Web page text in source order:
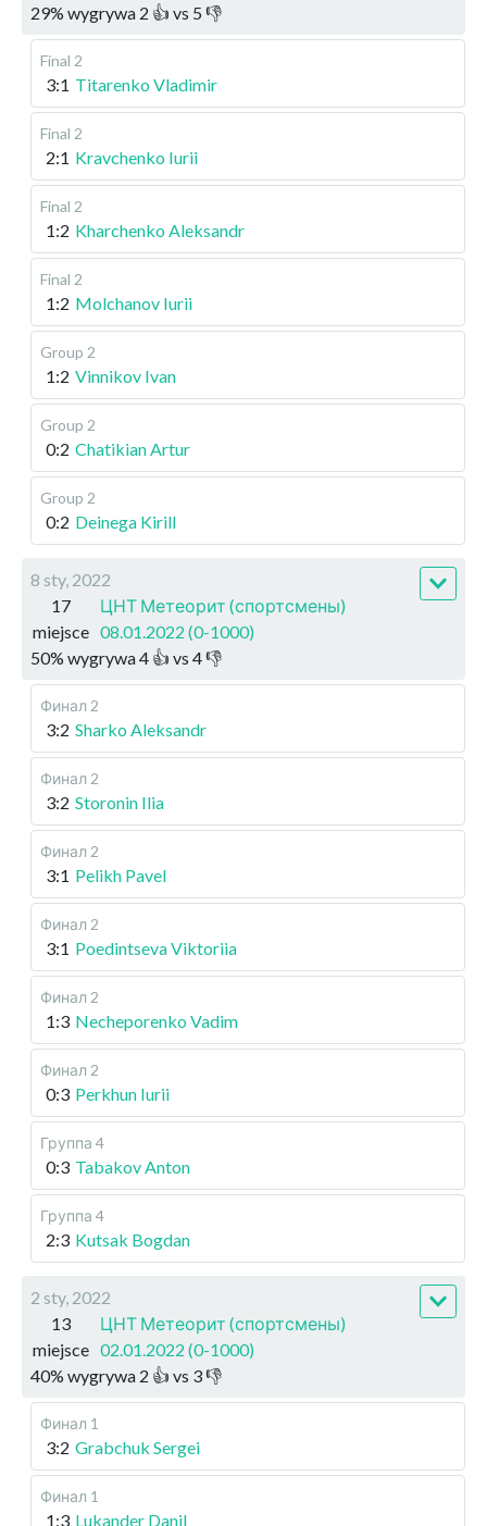
29% wygrywa 2 👍 vs 5 👎
Final 2
3:1 Titarenko Vladimir
Final 2
2:1 Kravchenko Iurii
Final 2
1:2 Kharchenko Aleksandr
Final 2
1:2 Molchanov Iurii
Group 2
1:2 Vinnikov Ivan
Group 2
0:2 Chatikian Artur
Group 2
0:2 Deinega Kirill
8 sty, 2022
17
miejsce
ЦНТ Метеорит (спортсмены)
08.01.2022 (0-1000)
50% wygrywa4 👍 vs 4👎
Финал 2
3:2 Sharko Aleksandr
Финал 2
3:2 Storonin Ilia
Финал 2
3:1 Pelikh Pavel
Финал 2
3:1 Poedintseva Viktoriia
Финал 2
1:3 Necheporenko Vadim
Финал 2
0:3 Perkhun Iurii
Группа 4
0:3 Tabakov Anton
Группа 4
2:3 Kutsak Bogdan
2 sty, 2022
13
miejsce
ЦНТ Метеорит (спортсмены)
02.01.2022 (0-1000)
40% wygrywa 2 👍 vs 3👎
Финал 1
3:2 Grabchuk Sergei
Финал 1
1:3 Lukander Danil